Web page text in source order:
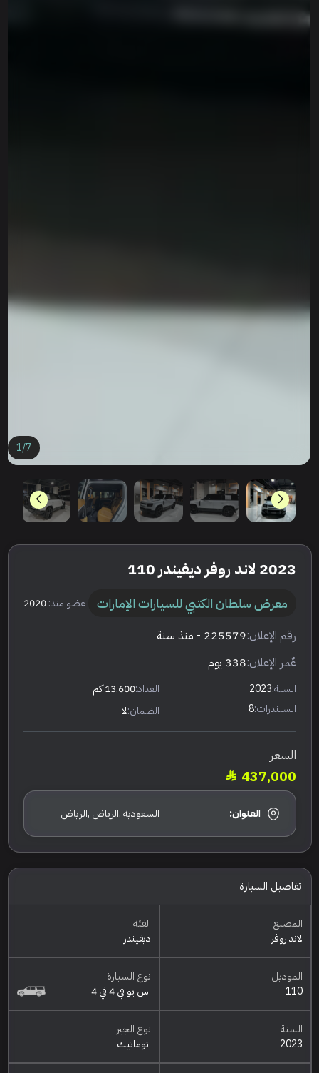
1/7
2023 لاند روفر ديفيندر 110
معرض سلطان الكتبي للسيارات الإمارات عضو منذ:2020
رقم الإعلان:225579 - منذ سنة
عٌمر الإعلان:338 يوم
السنة:2023 العداد:13,600 كم
السلندرات:8 الضمان:لا
السعر
437,000
العنوان: السعودية ,الرياض ,الرياض
تفاصيل السيارة
المصنع
لاند روفر
الفئة
ديفيندر
الموديل
110
نوع السيارة
اس يو في 4 في 4
السنة
2023
نوع الجير
اتوماتيك